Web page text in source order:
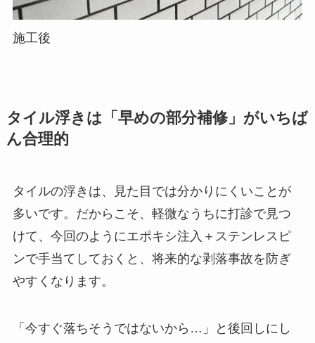
施工後
タイル浮きは「早めの部分補修」がいちば
ん合理的
タイルの浮きは、見た目では分かりにくいことが
多いです。だからこそ、軽微なうちに打診で見つ
けて、今回のようにエポキシ注入＋ステンレスピ
ンで手当てしておくと、将来的な剥落事故を防ぎ
やすくなります。
「今すぐ落ちそうではないから…」と後回しにし